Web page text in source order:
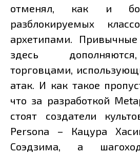
отменял, как и
разблокируемых
архетипами.
здесь
торговцами,
атак. И как такое
что за разработкой
стоят создатели
Persona – Кацура
Соэдзима, а